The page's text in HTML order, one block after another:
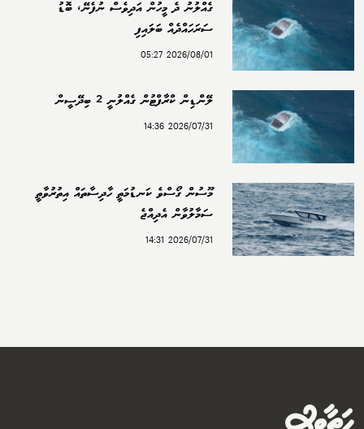
ގެއްލުނު ދެ މީހުން އަދިވެސް ނުފެނޭ، ބޮޑު
ސަރަހައްދެއް ބަލައިފި
2026/08/01 05:27
ލޭންޑިން ކްރާފްޓުން ގެއްލުނީ 2 ބިދޭސީން
2026/07/31 14:36
މޫސުން ގޯސްވެ ކަނޑުމަތީ ހާދިސާތައް އިތުރުވާތީ
ސަމާލުވާން އެދިއްޖެ
2026/07/31 14:31